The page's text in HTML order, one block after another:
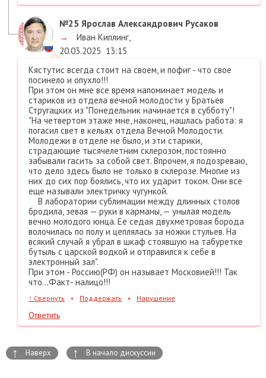
№25 Ярослав Александрович Русаков
→
Иван Киплинг,
20.03.2025 13:15
Кястутис всегда стоит на своем, и пофиг - что свое
посинело и опухло!!!
При этом он мне все время напоминает модель и
стариков из отдела вечной молодости у Братьев
Стругацких из "Понедельник начинается в субботу"!
"На четвертом этаже мне, наконец, нашлась работа: я
погасил свет в кельях отдела Вечной Молодости.
Молодежи в отделе не было, и эти старики,
страдающие тысячелетним склерозом, постоянно
забывали гасить за собой свет. Впрочем, я подозреваю,
что дело здесь было не только в склерозе. Многие из
них до сих пор боялись, что их ударит током. Они все
еще называли электричку чугункой.
В лаборатории сублимации между длинных столов
бродила, зевая — руки в карманы, — унылая модель
вечно молодого юнца. Ее седая двухметровая борода
волочилась по полу и цеплялась за ножки стульев. На
всякий случай я убрал в шкаф стоявшую на табуретке
бутыль с царской водкой и отправился к себе в
электронный зал".
При этом - Россию(РФ) он называет Московией!!! Так
что...Факт- налицо!!!
↑ Свернуть • Поддержать • Нарушение
Ответить
↑ Наверх ↑ В начало дискуссии